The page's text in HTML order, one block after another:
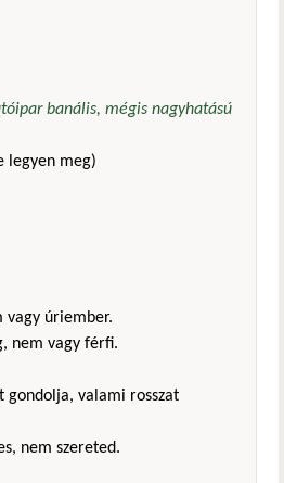
banális, mégis nagyhatású
legyen meg)
vagy úriember.
nem vagy férfi.
gondolja, valami rosszat
nem szereted.